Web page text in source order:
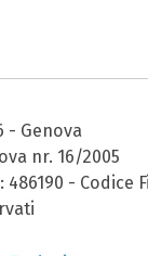
- Genova
nr. 16/2005
- Codice